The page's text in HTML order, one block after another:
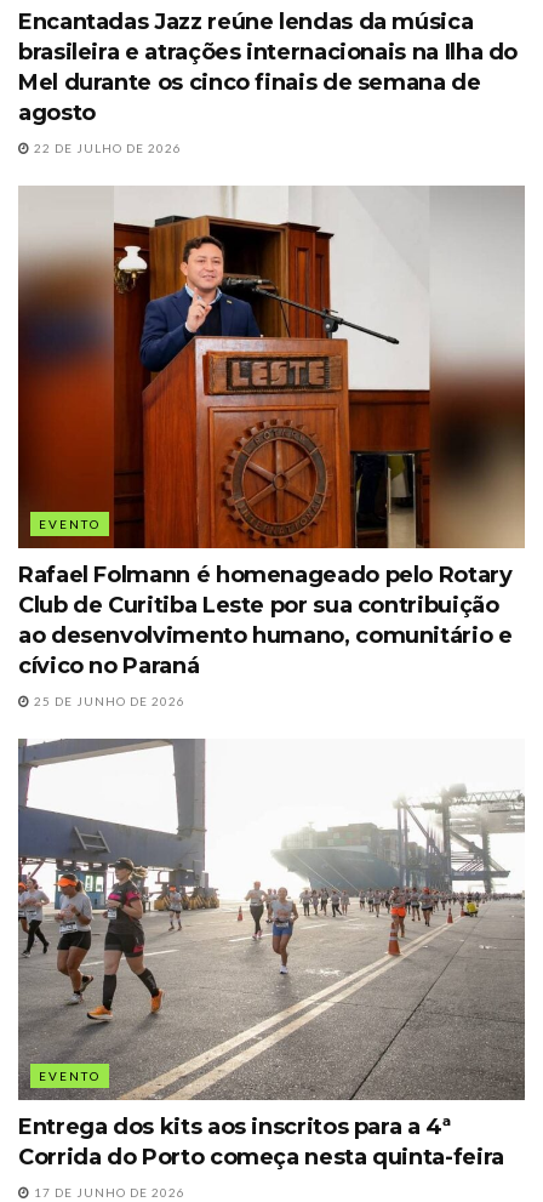
Encantadas Jazz reúne lendas da música
brasileira e atrações internacionais na Ilha do
Mel durante os cinco finais de semana de
agosto
22 DE JULHO DE 2026
EVENTO
Rafael Folmann é homenageado pelo Rotary
Club de Curitiba Leste por sua contribuição
ao desenvolvimento humano, comunitário e
cívico no Paraná
25 DE JUNHO DE 2026
EVENTO
Entrega dos kits aos inscritos para a 4ª
Corrida do Porto começa nesta quinta-feira
17 DE JUNHO DE 2026